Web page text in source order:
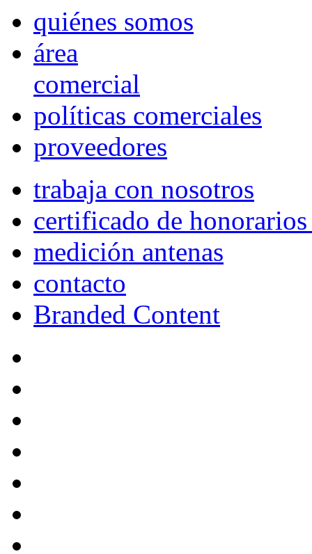
quiénes somos
área
comercial
políticas comerciales
proveedores
trabaja con nosotros
certificado de
medición antenas
contacto
Branded Content